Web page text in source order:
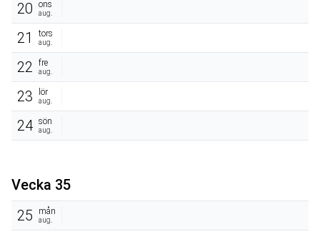
20 ons
aug.
21 tors
aug.
22 fre
aug.
23 lör
aug.
24 sön
aug.
Vecka 35
25
mån
aug.